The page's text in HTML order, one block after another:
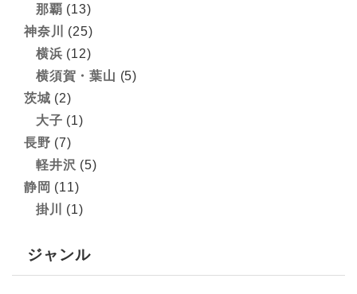
那覇 (13)
神奈川
(25)
横浜 (12)
横須賀・葉山 (5)
茨城 (2)
大子 (1)
長野 (7)
軽井沢 (5)
静岡 (11)
掛川
(1)
ジャンル